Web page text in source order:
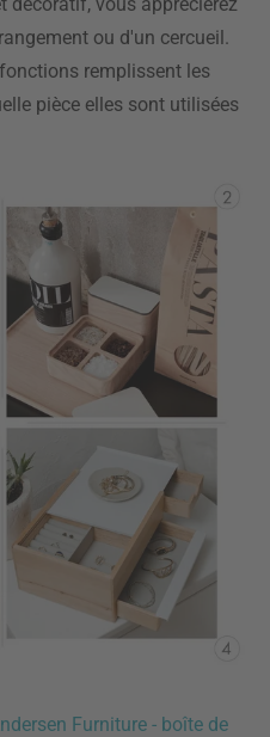
ou d'un cercueil.
remplissent les
pièce elles sont utilisées
Furniture - boîte de